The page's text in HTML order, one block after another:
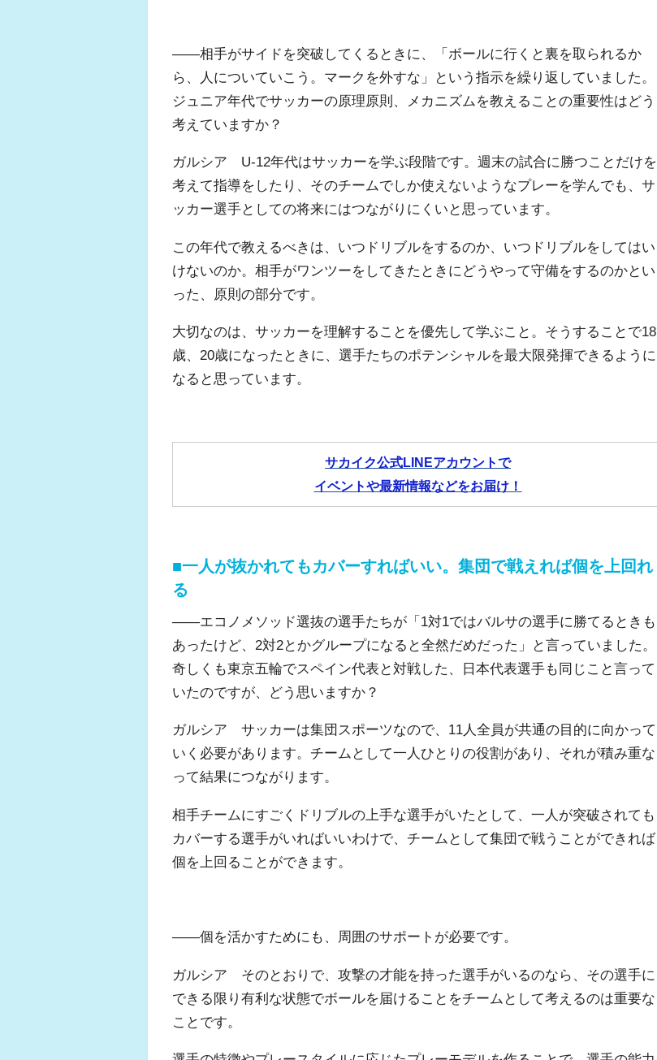
――相手がサイドを突破してくるときに、「ボールに行くと裏を取られるか
ら、人についていこう。マークを外すな」という指示を繰り返していました。
ジュニア年代でサッカーの原理原則、メカニズムを教えることの重要性はどう
考えていますか？
ガルシア U-12年代はサッカーを学ぶ段階です。週末の試合に勝つことだけを
考えて指導をしたり、そのチームでしか使えないようなプレーを学んでも、サ
ッカー選手としての将来にはつながりにくいと思っています。
この年代で教えるべきは、いつドリブルをするのか、いつドリブルをしてはい
けないのか。相手がワンツーをしてきたときにどうやって守備をするのかとい
った、原則の部分です。
大切なのは、サッカーを理解することを優先して学ぶこと。そうすることで18
歳、20歳になったときに、選手たちのポテンシャルを最大限発揮できるように
なると思っています。
サカイク公式LINEアカウントで
イベントや最新情報などをお届け！
■一人が抜かれてもカバーすればいい。集団で戦えれば個を上回れ
る
――エコノメソッド選抜の選手たちが「1対1ではバルサの選手に勝てるときも
あったけど、2対2とかグループになると全然だめだった」と言っていました。
奇しくも東京五輪でスペイン代表と対戦した、日本代表選手も同じこと言って
いたのですが、どう思いますか？
ガルシア サッカーは集団スポーツなので、11人全員が共通の目的に向かって
いく必要があります。チームとして一人ひとりの役割があり、それが積み重な
って結果につながります。
相手チームにすごくドリブルの上手な選手がいたとして、一人が突破されても
カバーする選手がいればいいわけで、チームとして集団で戦うことができれば
個を上回ることができます。
――個を活かすためにも、周囲のサポートが必要です。
ガルシア そのとおりで、攻撃の才能を持った選手がいるのなら、その選手に
できる限り有利な状態でボールを届けることをチームとして考えるのは重要な
ことです。